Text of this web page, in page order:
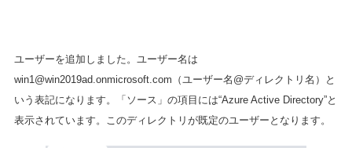
ユーザーを追加しました。ユーザー名は
win1@win2019ad.onmicrosoft.com （ユーザー名@ディレクトリ名）と
いう表記になります。「ソース」の項目には“Azure Active Directory”と
表示されています。このディレクトリが既定のユーザーとなります。